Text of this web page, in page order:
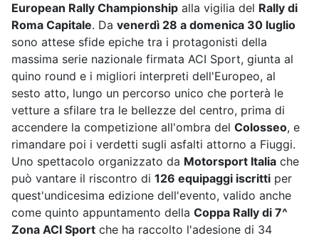
European Rally Championship alla vigilia del Rally di
Roma Capitale. Da venerdì 28 a domenica 30 luglio
sono attese sfide epiche tra i protagonisti della
massima serie nazionale firmata ACI Sport, giunta al
quino round e i migliori interpreti dell'Europeo, al
sesto atto, lungo un percorso unico che porterà le
vetture a sfilare tra le bellezze del centro, prima di
accendere la competizione all'ombra del Colosseo, e
rimandare poi i verdetti sugli asfalti attorno a Fiuggi.
Uno spettacolo organizzato da Motorsport Italia che
può vantare il riscontro di 126 equipaggi iscritti per
quest'undicesima edizione dell'evento, valido anche
come quinto appuntamento della Coppa Rally di 7^
Zona ACI Sport che ha raccolto l'adesione di 34